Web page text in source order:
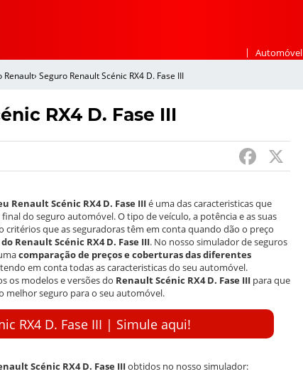
| Automóvel
Renault› Seguro Renault Scénic RX4 D. Fase III
RX4 D. Fase III
Renault Scénic RX4 D. Fase IIIé uma das caracteristicas que
do seguro automóvel. O tipo de veículo, a potência e as suas
critérios que as seguradoras têm em conta quando dão o preço
Renault Scénic RX4 D. Fase III. No nosso simulador de seguros
comparação de preços e coberturas das diferentes
em conta todas as caracteristicas do seu automóvel.
os modelos e versões do Renault Scénic RX4 D. Fase IIIpara que
melhor seguro para o seu automóvel.
RX4 D. Fase III | Simule aqui!
Scénic RX4 D. Fase IIIobtidos no nosso simulador:
F
a
c
e
b
o
k